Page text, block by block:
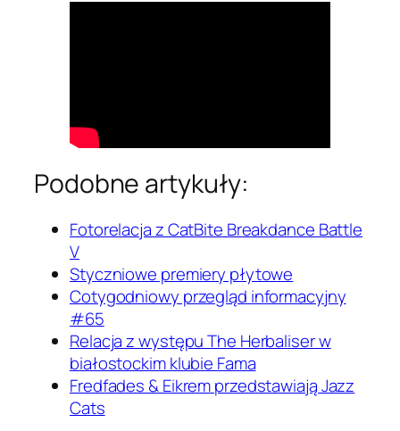
Podobne artykuły:
Fotorelacja z CatBite Breakdance Battle
V
Styczniowe premiery płytowe
Cotygodniowy przegląd informacyjny
#65
Relacja z występu The Herbaliser w
białostockim klubie Fama
Fredfades & Eikrem przedstawiają Jazz
Cats